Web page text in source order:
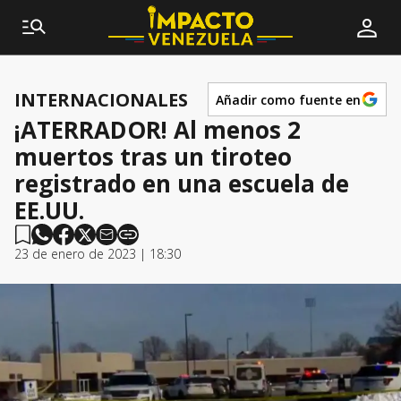
INTERNACIONALES Añadir como fuente en
¡ATERRADOR! Al menos 2
muertos tras un tiroteo
registrado en una escuela de
EE.UU.
23 de enero de 2023 | 18:30